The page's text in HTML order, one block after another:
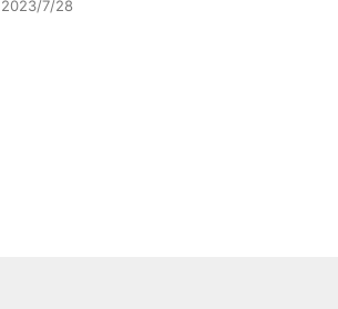
2023/7/28